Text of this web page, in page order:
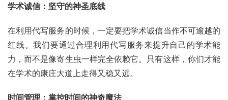
学术诚信：坚守的神圣底线
在利用代写服务的时候，一定要把学术诚信当作不可逾越的
红线。我们要通过合理利用代写服务来提升自己的学术能
力，而不是像寄生虫一样完全依赖它。只有这样，你们才能
在学术的康庄大道上走得又稳又远。
时间管理：掌控时间的神奇魔法